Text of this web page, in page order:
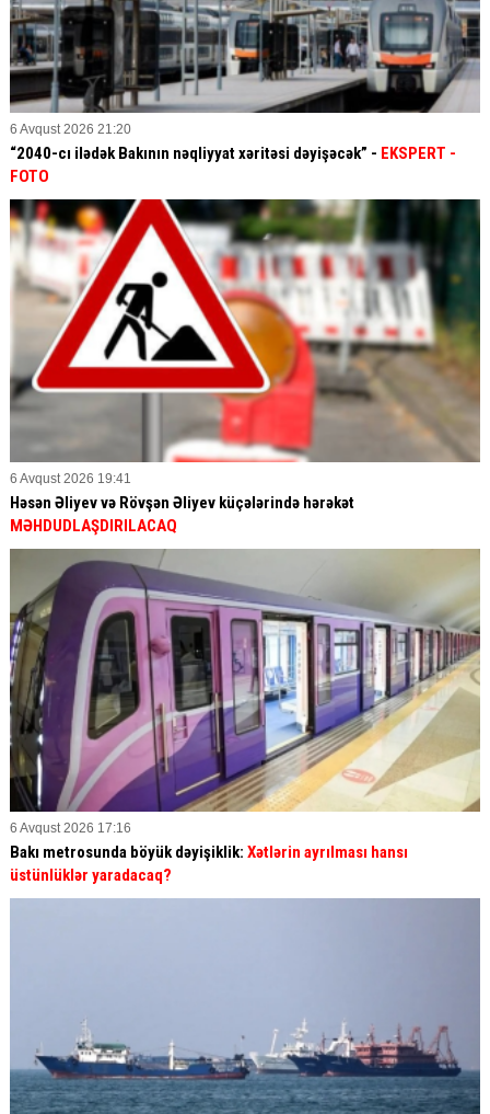
6 Avqust 2026 21:20
“2040-cı ilədək Bakının nəqliyyat xəritəsi dəyişəcək” - EKSPERT -
FOTO
6 Avqust 2026 19:41
Həsən Əliyev və Rövşən Əliyev küçələrində hərəkət
MƏHDUDLAŞDIRILACAQ
6 Avqust 2026 17:16
Bakı metrosunda böyük dəyişiklik: Xətlərin ayrılması hansı
üstünlüklər yaradacaq?